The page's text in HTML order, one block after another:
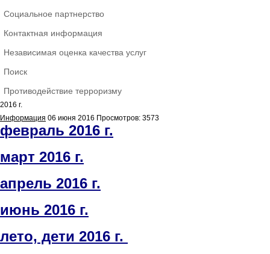
Социальное партнерство
Контактная информация
Независимая оценка качества услуг
Поиск
Противодействие терроризму
2016 г.
Информация 06 июня 2016 Просмотров: 3573
февраль 2016 г.
март 2016 г.
апрель 2016 г.
июнь 2016 г.
лето, дети 2016 г.